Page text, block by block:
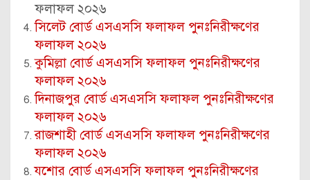
ফলাফল ২০২৬
সিলেট বোর্ড এসএসসি ফলাফল পুনঃনিরীক্ষণের
ফলাফল ২০২৬
কুমিল্লা বোর্ড এসএসসি ফলাফল পুনঃনিরীক্ষণের
ফলাফল ২০২৬
দিনাজপুর বোর্ড এসএসসি ফলাফল পুনঃনিরীক্ষণের
ফলাফল ২০২৬
রাজশাহী বোর্ড এসএসসি ফলাফল পুনঃনিরীক্ষণের
ফলাফল ২০২৬
যশোর বোর্ড এসএসসি ফলাফল পুনঃনিরীক্ষণের